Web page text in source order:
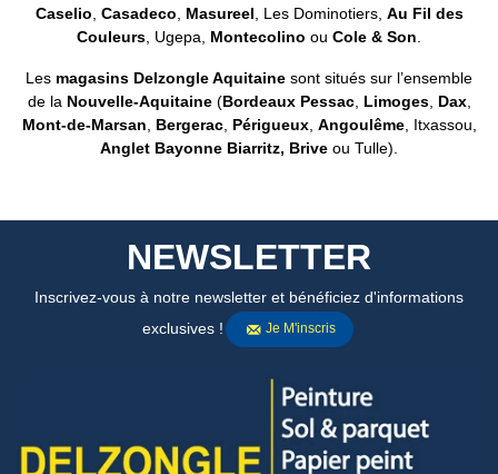
Caselio Casadeco Masureel , Les Dominotiers, Au Fil des
Couleurs , Ugepa, Montecolino ou Cole & Son
Les magasins Delzongle Aquitaine sont situés sur l’ensemble
de la Nouvelle-Aquitaine(Bordeaux Pessac, Limoges, Dax,
Mont-de-Marsan
Bergerac, Périgueux, Angoulême, Itxassou,
Anglet Bayonne Biarritz, Brive ou Tulle).
NEWSLETTER
Inscrivez-vous à notre newsletter et bénéficiez d'informations
exclusives !
Je M'inscris